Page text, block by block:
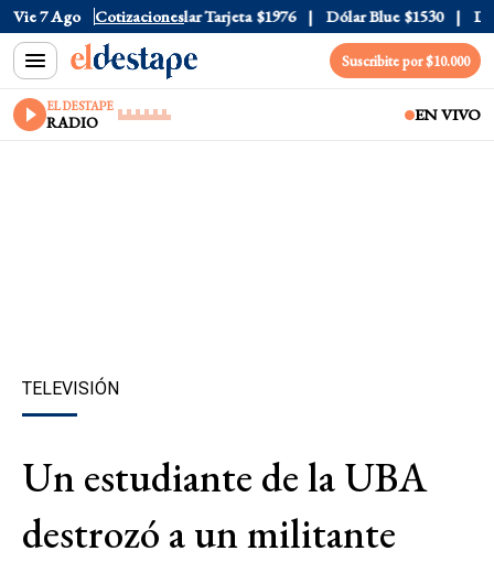
Vie 7 Ago Cotizaciones
Oficial $1520 Dólar Tarjeta $1976 Dólar Blue $1530
Suscribite por $10.000
EL DESTAPE
RADIO EN VIVO
TELEVISIÓN
Un estudiante de la UBA
destrozó a un militante